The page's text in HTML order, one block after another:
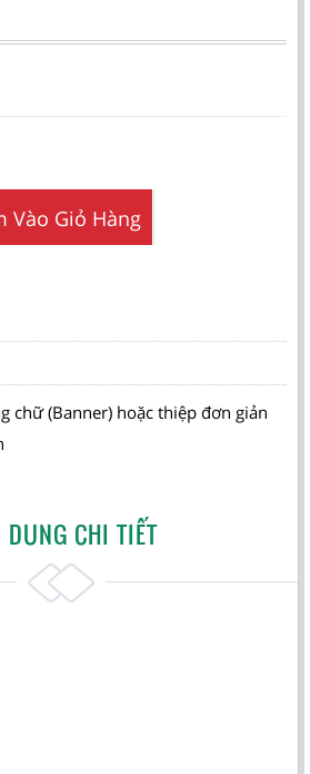
Vào Giỏ Hàng
chữ (Banner) hoặc thiệp đơn giản
DUNG CHI TIẾT